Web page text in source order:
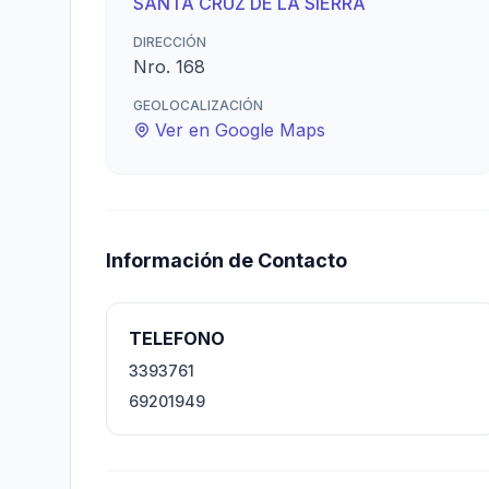
DIRECCIÓN
Nro. 168
GEOLOCALIZACIÓN
Ver en Google Maps
Información de Contacto
TELEFONO
3393761
69201949